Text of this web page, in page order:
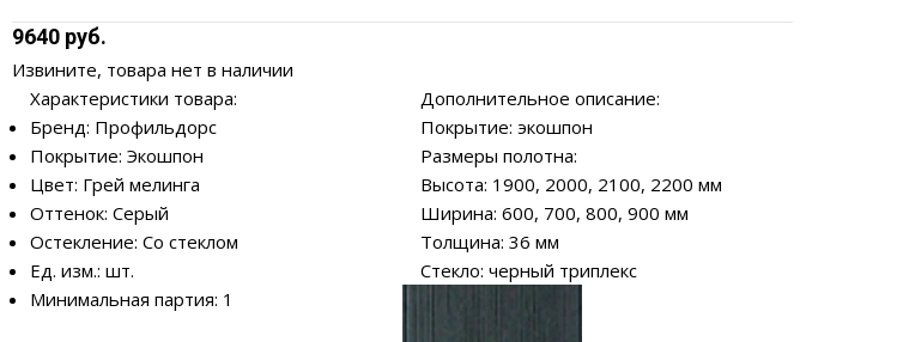
9640 руб.
Извините, товара нет в наличии
Характеристики товара:
Бренд: Профильдорс
Покрытие: Экошпон
Цвет: Грей мелинга
Оттенок: Серый
Остекление: Со стеклом
Ед. изм.: шт.
Минимальная партия: 1
Дополнительное описание:
Покрытие: экошпон
Размеры полотна:
Высота: 1900, 2000, 2100, 2200 мм
Ширина: 600, 700, 800, 900 мм
Толщина: 36 мм
Стекло: черный триплекс